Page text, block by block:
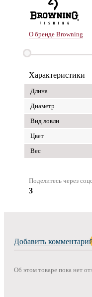
О бренде Browning
Характеристики
Длина
Диаметр
Вид ловли
Цвет
Вес
Поделитесь через
3
Добавить
Об этом товаре пока нет